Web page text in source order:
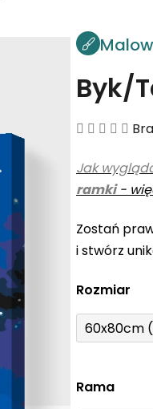
Byk/
na
5
Jak
ramki-
Zostań
i stwórz
Rozmiar
60x80cm
Rama